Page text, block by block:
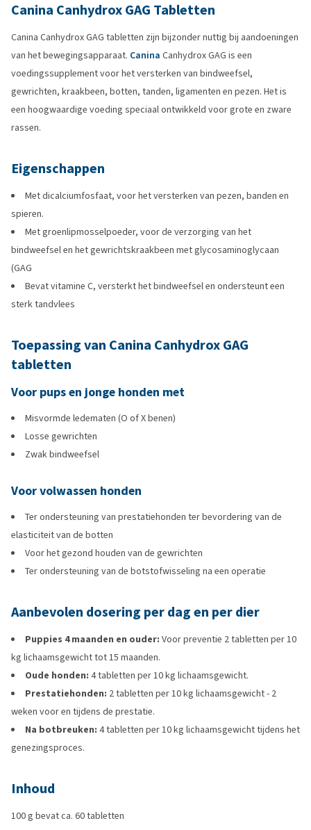
Canina Canhydrox GAG Tabletten
Canina Canhydrox GAG tabletten zijn bijzonder nuttig bij aandoeningen
van het bewegingsapparaat. Canina Canhydrox GAG is een
voedingssupplement voor het versterken van bindweefsel,
gewrichten, kraakbeen, botten, tanden, ligamenten en pezen. Het is
een hoogwaardige voeding speciaal ontwikkeld voor grote en zware
rassen.
Eigenschappen
Met dicalciumfosfaat, voor het versterken van pezen, banden en
spieren.
Met groenlipmosselpoeder, voor de verzorging van het
bindweefsel en het gewrichtskraakbeen met glycosaminoglycaan
(GAG
Bevat vitamine C, versterkt het bindweefsel en ondersteunt een
sterk tandvlees
Toepassing van Canina Canhydrox GAG
tabletten
Voor pups en jonge honden met
Misvormde ledematen (O of X benen)
Losse gewrichten
Zwak bindweefsel
Voor volwassen honden
Ter ondersteuning van prestatiehonden ter bevordering van de
elasticiteit van de botten
Voor het gezond houden van de gewrichten
Ter ondersteuning van de botstofwisseling na een operatie
Aanbevolen dosering per dag en per dier
Puppies 4 maanden en ouder: Voor preventie 2 tabletten per 10
kg lichaamsgewicht tot 15 maanden.
Oude honden: 4 tabletten per 10 kg lichaamsgewicht.
Prestatiehonden: 2 tabletten per 10 kg lichaamsgewicht - 2
weken voor en tijdens de prestatie.
Na botbreuken: 4 tabletten per 10 kg lichaamsgewicht tijdens het
genezingsproces.
Inhoud
100 g bevat ca. 60 tabletten